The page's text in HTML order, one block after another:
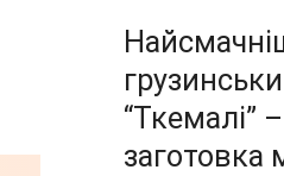
“Ткемалі”
заготовка